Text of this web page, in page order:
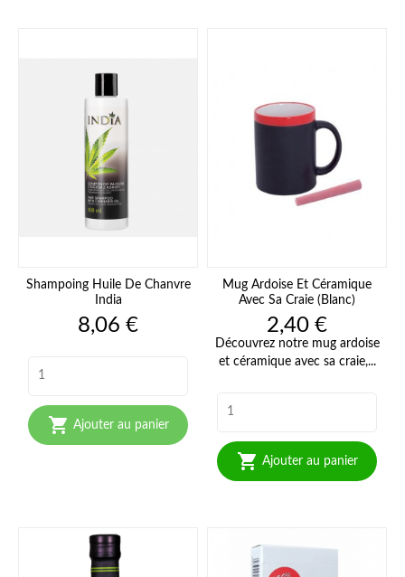
Shampoing Huile De Chanvre
India
Prix
8,06 €
 Ajouter au panier
Mug Ardoise Et Céramique
Avec Sa Craie (Blanc)
Prix
2,40 €
Découvrez notre mug ardoise
et céramique avec sa craie,...
 Ajouter au panier